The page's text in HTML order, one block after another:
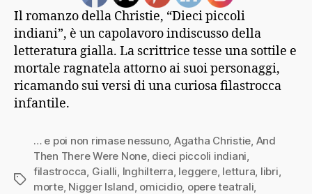
Il romanzo della Christie, “Dieci piccoli
indiani”, è un capolavoro indiscusso della
letteratura gialla. La scrittrice tesse una sottile e
mortale ragnatela attorno ai suoi personaggi,
ricamando sui versi di una curiosa filastrocca
infantile.
Tag
… e poi non rimase nessuno, Agatha Christie, And
Then There Were None, dieci piccoli indiani,
filastrocca, Gialli, Inghilterra, leggere, lettura, libri,
morte, Nigger Island, omicidio, opere teatrali,